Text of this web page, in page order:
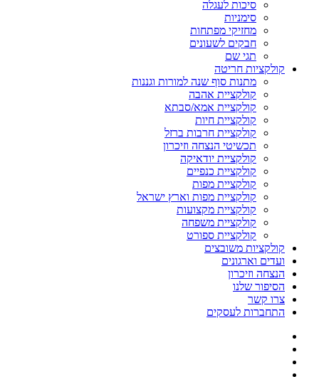
סיכות לעגלה
סימניות
מחזיקי מפתחות
חבקים לשעונים
תגי שם
קולקציות חריטה
מתנות סוף שנה למורות וגננות
קולקציית אהבה
קולקציית אמא/סבתא
קולקציית חיות
קולקציית חרבות ברזל
תכשיטי הנצחה וזיכרון
קולקציית יודאיקה
קולקציית כנפיים
קולקציית מפות
קולקציית מפות וארץ ישראל
קולקציית מקצועות
קולקציית משפחה
קולקציית ספורט
קולקציות משובצים
ועדים וארגונים
הנצחה וזיכרון
הסיפור שלנו
צרו קשר
התחברות לעסקים